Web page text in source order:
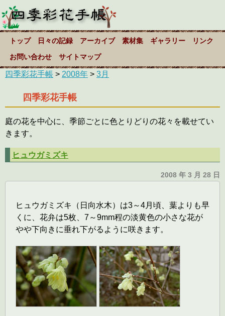
トップ 日々の記録 アーカイブ 素材集 ギャラリー リンク
お問い合わせ サイトマップ
四季彩花手帳 > 2008年 > 3月
四季彩花手帳
庭の花を中心に、季節ごとに色とりどりの花々を載せてい
きます。
ヒュウガミズキ
2008 年 3 月 28 日
ヒュウガミズキ（日向水木）は3～4月頃、葉よりも早
くに、花弁は5枚、7～9mm程の淡黄色の小さな花が
やや下向きに垂れ下がるように咲きます。